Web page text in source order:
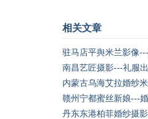
相关文章
驻马店平舆米兰影像
南昌艺匠摄影---礼服
内蒙古乌海艾拉婚纱
赣州宁都蜜丝新娘---
丹东东港柏菲婚纱摄